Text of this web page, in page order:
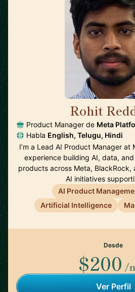
Rohit
Product Manager de Meta
Habla English, Telugu, Hindi
I’m a Lead AI Product Manager at
experience building AI, data,
products across Meta, BlackRock,
AI initiatives
AI Product
Artificial Intelligence
Desde
$200 /
Ver Perfil